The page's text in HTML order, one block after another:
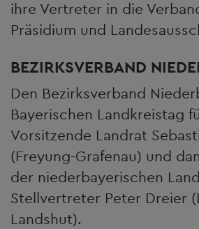
ihre Vertreter in die
Präsidium und
BEZIRKSVERBAND
Den Bezirksverband
Bayerischen Landkreistag
Vorsitzende Landrat
(Freyung-Grafenau) und
der niederbayerischen
Stellvertreter Peter Dreier
Landshut).